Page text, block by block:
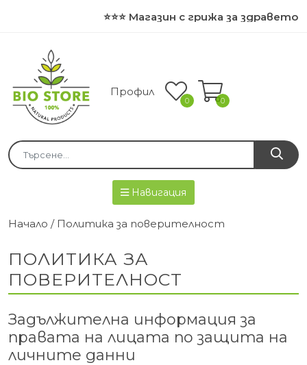
⭐⭐⭐ Магазин с грижа за здравето и
Профил
0 0
Навигация
Начало / Политика за поверителност
ПОЛИТИКА ЗА
ПОВЕРИТЕЛНОСТ
Задължителна информация за
правата на лицата по защита на
личните данни